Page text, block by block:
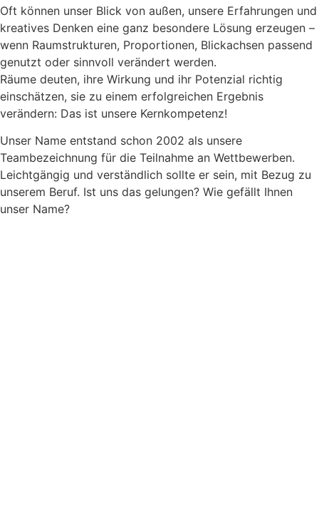
Oft können unser Blick von außen, unsere Erfahrungen und
kreatives Denken eine ganz besondere Lösung erzeugen –
wenn Raumstrukturen, Proportionen, Blickachsen passend
genutzt oder sinnvoll verändert werden.
Räume deuten, ihre Wirkung und ihr Potenzial richtig
einschätzen, sie zu einem erfolgreichen Ergebnis
verändern: Das ist unsere Kernkompetenz!
Unser Name entstand schon 2002 als unsere
Teambezeichnung für die Teilnahme an Wettbewerben.
Leichtgängig und verständlich sollte er sein, mit Bezug zu
unserem Beruf. Ist uns das gelungen? Wie gefällt Ihnen
unser Name?